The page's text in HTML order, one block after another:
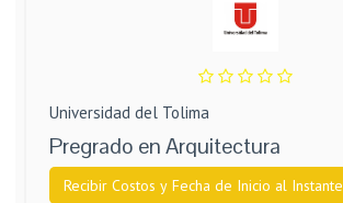
Universidad del Tolima
Pregrado en Arquitectura
Recibir Costos y Fecha de Inicio al Instante